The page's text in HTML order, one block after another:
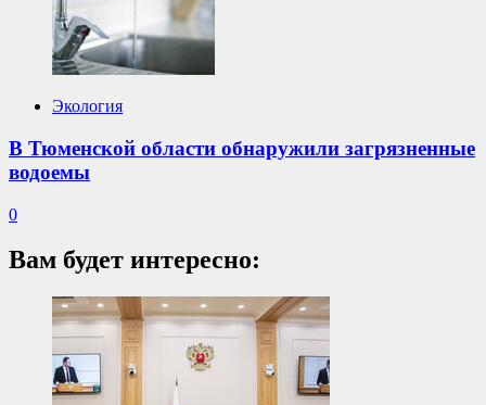
Экология
В Тюменской области обнаружили загрязненные
водоемы
0
Вам будет интересно: